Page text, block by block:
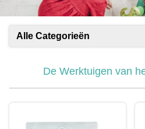
Alle Categorieën
De Werktuigen van